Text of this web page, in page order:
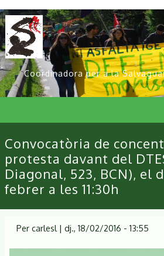
Vés
al
contingut
Coordinadora per a la
User
Primary
links
Convocatòria de
protesta davant del
Diagonal, 523, BCN), el
febrer a les 11:30h
Per carlesl | dj., 18/02/2016 - 13:55